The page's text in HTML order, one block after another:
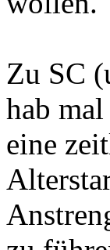
Zu SC
hab mal
eine